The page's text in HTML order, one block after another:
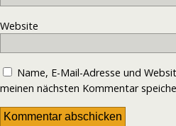
Website
Name, E-Mail-Adresse und
meinen nächsten Kommentar